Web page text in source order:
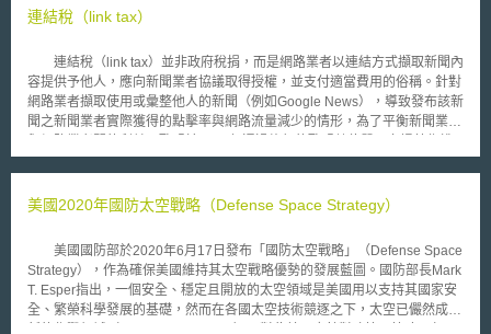
連結稅（link tax）
連結稅（link tax）並非政府稅捐，而是網路業者以連結方式擷取新聞內
容提供予他人，應向新聞業者協議取得授權，並支付適當費用的俗稱。針對
網路業者擷取使用或彙整他人的新聞（例如Google News），導致發布該新
聞之新聞業者實際獲得的點擊率與網路流量減少的情形，為了平衡新聞業者
指令（The Directive on Copyright in the Digital Single Market）中，訂定
者分享一定比例之收益。 本條文於草案階段即備受爭議，草案條文
者與使用者的反彈，並戲稱支付使用超連結的費用為繳交超連結稅。而最後
通過的條文（第15條），則排除了非商業使用的個人、使用超連結或是僅單
詞或簡短摘錄的情形，並將新聞業者的權利限於發表後的兩年以內，且不溯
及適用指令施行前發表的新聞。 德國跟西班牙分別於2013年及2014年
立法賦予新聞業者類似的權利，但結果顯示新聞業者對於網路業者的依賴，
美國2020年國防太空戰略（Defense Space Strategy）
美國國防部於2020年6月17日發布「國防太空戰略」（Defense Space
Strategy），作為確保美國維持其太空戰略優勢的發展藍圖。國防部長Mark
T. Esper指出，一個安全、穩定且開放的太空領域是美國用以支持其國家安
全、繁榮科學發展的基礎，然而在各國太空技術競逐之下，太空已儼然成為